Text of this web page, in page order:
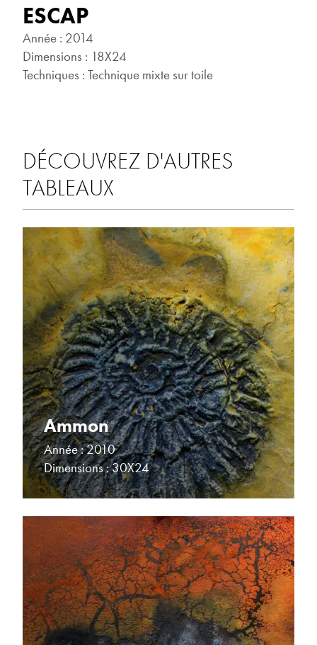
ESCAP
Année : 2014
Dimensions : 18X24
Techniques : Technique mixte sur toile
DÉCOUVREZ D'AUTRES
TABLEAUX
Ammon
Année : 2010
Dimensions : 30X24